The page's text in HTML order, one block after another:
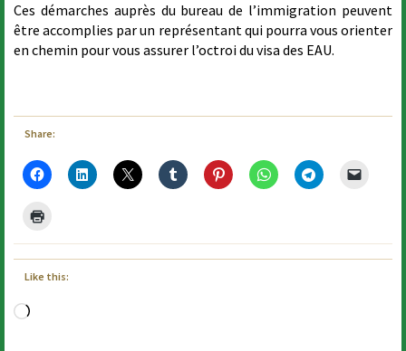
Ces démarches auprès du bureau de l’immigration peuvent
être accomplies par un représentant qui pourra vous orienter
en chemin pour vous assurer l’octroi du visa des EAU.
Share:
Like this:
Loading…